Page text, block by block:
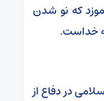
که نو شدن
خداست.
در دفاع از